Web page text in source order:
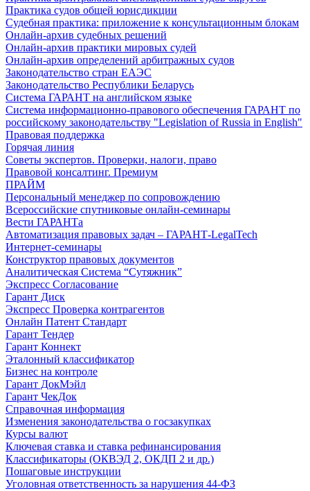
Практика судов общей юрисдикции
Судебная практика: приложение к консультационным блокам
Онлайн-архив судебных решений
Онлайн-архив практики мировых судей
Онлайн-архив определений арбитражных судов
Законодательство стран ЕАЭС
Законодательство Республики Беларусь
Система ГАРАНТ на английском языке
Система информационно-правового обеспечения ГАРАНТ по
российскому законодательству "Legislation of Russia in English"
Правовая поддержка
Горячая линия
Советы экспертов. Проверки, налоги, право
Правовой консалтинг. Премиум
ПРАЙМ
Персональный менеджер по сопровождению
Всероссийские спутниковые онлайн-семинары
Вести ГАРАНТа
Автоматизация правовых задач – ГАРАНТ-LegalTech
Интернет-семинары
Конструктор правовых документов
Аналитическая Система “Сутяжник”
Экспресс Согласование
Гарант Диск
Экспресс Проверка контрагентов
Онлайн Патент Стандарт
Гарант Тендер
Гарант Коннект
Эталонный классификатор
Бизнес на контроле
Гарант ДокМэйл
Гарант ЧекДок
Справочная информация
Изменения законодательства о госзакупках
Курсы валют
Ключевая ставка и ставка рефинансирования
Классификаторы (ОКВЭД 2, ОКДП 2 и др.)
Пошаговые инструкции
Уголовная ответственность за нарушения 44-ФЗ